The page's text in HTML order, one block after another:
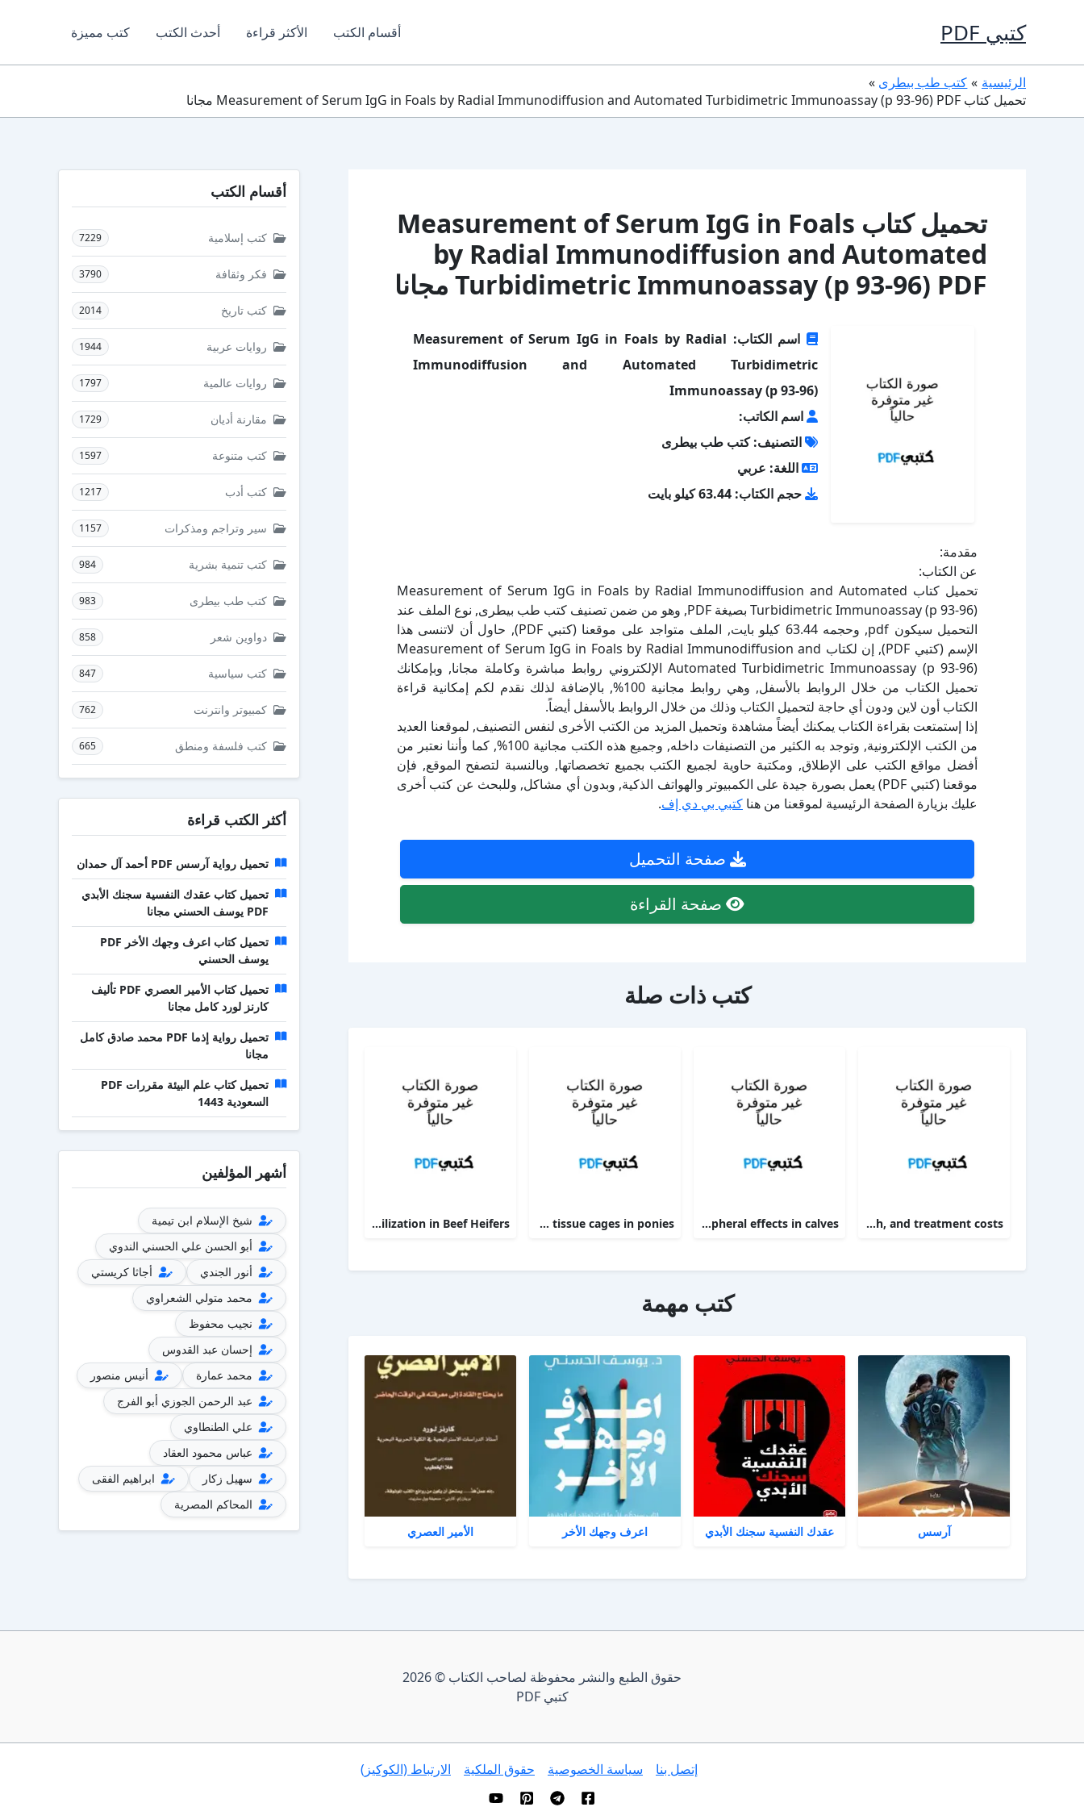
كتبي PDF أقسام الكتب الأكثر قراءة أحدث الكتب كتب مميزة
الرئيسية
كتب طب بيطرى
تحميل كتاب Measurement of Serum IgG in Foals by Radial Immunodiffusion and Automated Turbidimetric Immunoassay (p 93-96) PDF مجانا
تحميل كتاب Measurement of Serum IgG in Foals
by Radial Immunodiffusion and Automated
Turbidimetric Immunoassay (p 93-96) PDF مجانا
اسم الكتاب: Measurement of Serum IgG in Foals by Radial
Immunodiffusion and Automated Turbidimetric
Immunoassay (p 93-96)
اسم الكاتب:
التصنيف: كتب طب بيطرى
اللغة: عربي
حجم الكتاب: 63.44 كيلو بايت
مقدمة:
عن الكتاب:
تحميل كتاب Measurement of Serum IgG in Foals by Radial Immunodiffusion and Automated
Turbidimetric Immunoassay (p 93-96) بصيغة PDF, وهو من ضمن تصنيف كتب طب بيطرى, نوع الملف عند
التحميل سيكون pdf, وحجمه 63.44 كيلو بايت, الملف متواجد على موقعنا (كتبي PDF), حاول أن لاتنسى هذا
الإسم (كتبي PDF), إن لكتاب Measurement of Serum IgG in Foals by Radial Immunodiffusion and
Automated Turbidimetric Immunoassay (p 93-96) الإلكتروني روابط مباشرة وكاملة مجانا, وبإمكانك
تحميل الكتاب من خلال الروابط بالأسفل, وهي روابط مجانية 100%, بالإضافة لذلك نقدم لكم إمكانية قراءة
الكتاب أون لاين ودون أي حاجة لتحميل الكتاب وذلك من خلال الروابط بالأسفل أيضاً.
إذا إستمتعت بقراءة الكتاب يمكنك أيضاً مشاهدة وتحميل المزيد من الكتب الأخرى لنفس التصنيف, لموقعنا العديد
من الكتب الإلكترونية, وتوجد به الكثير من التصنيفات داخله, وجميع هذه الكتب مجانية 100%, كما وأننا نعتبر من
أفضل مواقع الكتب على الإطلاق, ومكتبة حاوية لجميع الكتب بجميع تخصصاتها, وبالنسبة لتصفح الموقع, فإن
موقعنا (كتبي PDF) يعمل بصورة جيدة على الكمبيوتر والهواتف الذكية, وبدون أي مشاكل, وللبحث عن كتب أخرى
عليك بزيارة الصفحة الرئيسية لموقعنا من هنا كتبي بي دي إف.
صفحة التحميل
صفحة القراءة
كتب ذات صلة
Targeting therapy to minimize antimicrobial use in preweaned calves effects on health, growth, and treatment costs
The alpha 2-adrenoceptor agonists xylazine and guanfacine exert different central nervous system, but comparable peripheral effects in calves
Clinical efficacy of intravenous administration of marbofloxacin in a Staphylococcus aureus infection in tissue cages in ponies
Phosphorus Deficiency Metabolism and Food Utilization in Beef Heifers
كتب مهمة
آرسس عقدك النفسية سجنك الأبدي اعرف وجهك الأخر الأمير العصري
أقسام الكتب
كتب إسلامية 7229
فكر وثقافة 3790
كتب تاريخ 2014
روايات عربية 1944
روايات عالمية 1797
مقارنة أديان 1729
كتب متنوعة 1597
كتب أدب 1217
سير وتراجم ومذكرات 1157
كتب تنمية بشرية 984
كتب طب بيطرى 983
دواوين شعر 858
كتب سياسية 847
كمبيوتر وانترنت 762
كتب فلسفة ومنطق 665
أكثر الكتب قراءة
تحميل رواية آرسس PDF أحمد آل حمدان
تحميل كتاب عقدك النفسية سجنك الأبدي
PDF يوسف الحسني مجانا
تحميل كتاب اعرف وجهك الأخر PDF
يوسف الحسني
تحميل كتاب الأمير العصري PDF تأليف
كارنز لورد كامل مجانا
تحميل رواية إذما PDF محمد صادق كامل
مجانا
تحميل كتاب علم البيئة مقررات PDF
السعودية 1443
أشهر المؤلفين
شيخ الإسلام ابن تيمية
أبو الحسن علي الحسني الندوي
أنور الجندي
أجاثا كريستي
محمد متولي الشعراوي
نجيب محفوظ
إحسان عبد القدوس
محمد عمارة
أنيس منصور
عبد الرحمن الجوزي أبو الفرج
علي الطنطاوي
عباس محمود العقاد
سهيل زكار
ابراهيم الفقى
المحاكم المصرية
حقوق الطبع والنشر محفوظة لصاحب الكتاب © 2026
كتبي PDF
إتصل بنا سياسة الخصوصية حقوق الملكية الارتباط (الكوكيز)